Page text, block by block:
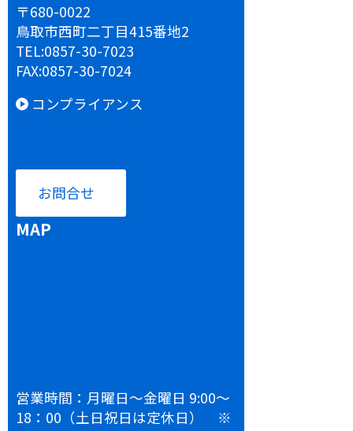
〒680-0022
鳥取市西町二丁目415番地2
TEL:0857-30-7023
FAX:0857-30-7024
コンプライアンス
お問合せ
MAP
営業時間：月曜日～金曜日 9:00～
18：00（土日祝日は定休日） ※